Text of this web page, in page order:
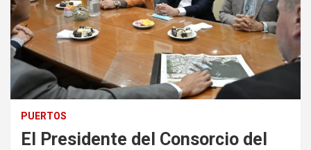
PUERTOS
El Presidente del Consorcio del